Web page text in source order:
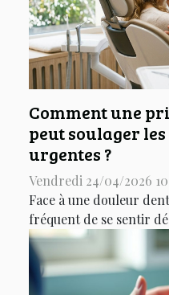
Comment une
peut soulager
urgentes ?
Vendredi 24/04/2026
Face à une douleur
fréquent de se sentir